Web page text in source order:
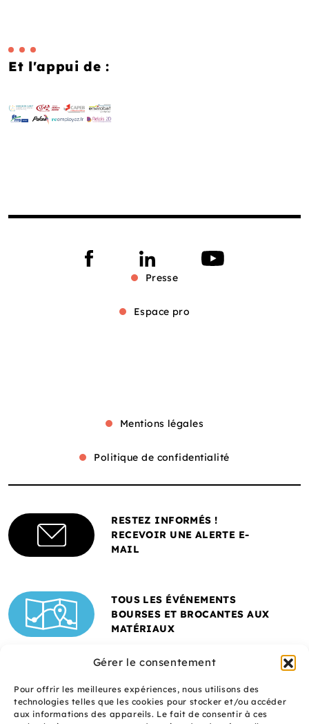
Gérer le consentement
Pour offrir les meilleures expériences, nous utilisons des
technologies telles que les cookies pour stocker et/ou accéder
aux informations des appareils. Le fait de consentir à ces
Et l'appui de :
Presse
Espace pro
Mentions légales
Politique de confidentialité
RESTEZ INFORMÉS !
RECEVOIR UNE ALERTE E-
MAIL
TOUS LES ÉVÉNEMENTS
BOURSES ET BROCANTES AUX
MATÉRIAUX